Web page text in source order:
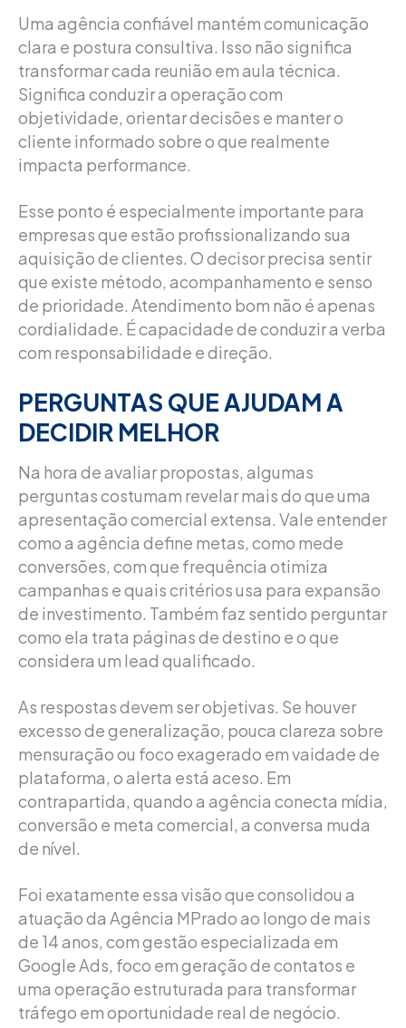
Uma agência confiável mantém comunicação
clara e postura consultiva. Isso não significa
transformar cada reunião em aula técnica.
Significa conduzir a operação com
objetividade, orientar decisões e manter o
cliente informado sobre o que realmente
impacta performance.
Esse ponto é especialmente importante para
empresas que estão profissionalizando sua
aquisição de clientes. O decisor precisa sentir
que existe método, acompanhamento e senso
de prioridade. Atendimento bom não é apenas
cordialidade. É capacidade de conduzir a verba
com responsabilidade e direção.
PERGUNTAS QUE AJUDAM A
DECIDIR MELHOR
Na hora de avaliar propostas, algumas
perguntas costumam revelar mais do que uma
apresentação comercial extensa. Vale entender
como a agência define metas, como mede
conversões, com que frequência otimiza
campanhas e quais critérios usa para expansão
de investimento. Também faz sentido perguntar
como ela trata páginas de destino e o que
considera um lead qualificado.
As respostas devem ser objetivas. Se houver
excesso de generalização, pouca clareza sobre
mensuração ou foco exagerado em vaidade de
plataforma, o alerta está aceso. Em
contrapartida, quando a agência conecta mídia,
conversão e meta comercial, a conversa muda
de nível.
Foi exatamente essa visão que consolidou a
atuação da Agência MPrado ao longo de mais
de 14 anos, com gestão especializada em
Google Ads, foco em geração de contatos e
uma operação estruturada para transformar
tráfego em oportunidade real de negócio.